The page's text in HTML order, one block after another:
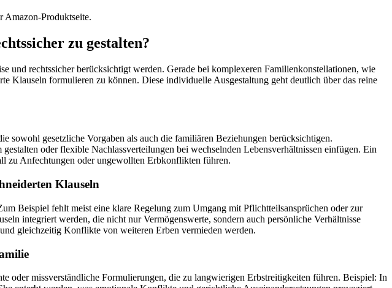
Amazon-Produktseite.
zu gestalten?
und rechtssicher berücksichtigt werden. Gerade bei komplexeren Familienkonstellationen, wie
Klauseln formulieren zu können. Diese individuelle Ausgestaltung geht deutlich über das reine
sowohl gesetzliche Vorgaben als auch die familiären Beziehungen berücksichtigen.
oder flexible Nachlassverteilungen bei wechselnden Lebensverhältnissen einfügen. Ein
zu Anfechtungen oder ungewollten Erbkonflikten führen.
Klauseln
Beispiel fehlt meist eine klare Regelung zum Umgang mit Pflichtteilsansprüchen oder zur
integriert werden, die nicht nur Vermögenswerte, sondern auch persönliche Verhältnisse
gleichzeitig Konflikte von weiteren Erben vermieden werden.
oder missverständliche Formulierungen, die zu langwierigen Erbstreitigkeiten führen. Beispiel: In